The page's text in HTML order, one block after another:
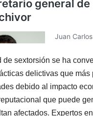
de sextorsión se ha
delictivas que más
debido al impacto
que puede
afectados. Expertos en